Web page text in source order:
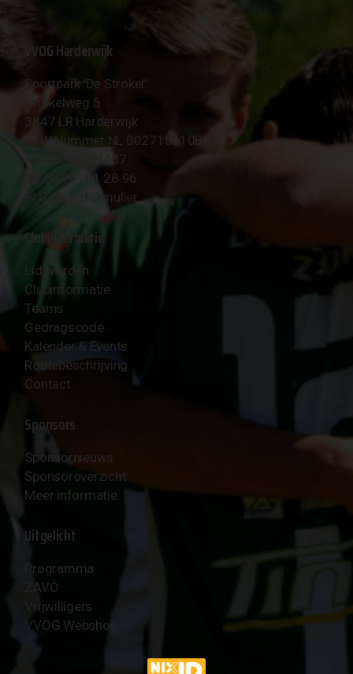
VVOG Harderwijk
Sportpark 'De Strokel'
Strokelweg 5
3847 LR Harderwijk
BTW Nummer NL 002715910B01
KvK Nr 40094437
☎︎ 0341 - 41 28 96
✉︎ Contactformulier
Clubinformatie
Lid worden
Clubinformatie
Teams
Gedragscode
Kalender & Events
Routebeschrijving
Contact
Sponsors
Sponsornieuws
Sponsoroverzicht
Meer informatie
Uitgelicht
Programma
ZAVO
Vrijwilligers
VVOG Webshop